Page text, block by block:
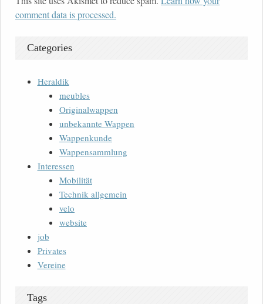
comment data is processed.
Categories
Heraldik
meubles
Originalwappen
unbekannte Wappen
Wappenkunde
Wappensammlung
Interessen
Mobilität
Technik allgemein
velo
website
job
Privates
Vereine
Tags